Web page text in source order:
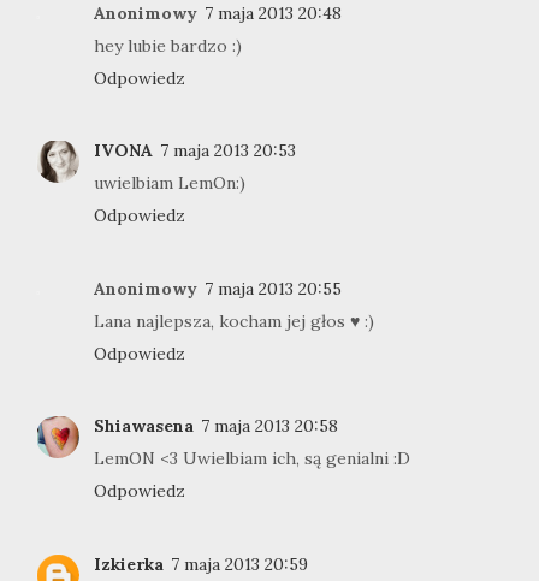
Anonimowy 7 maja 2013 20:48
hey lubie bardzo :)
Odpowiedz
IVONA 7 maja 2013 20:53
uwielbiam LemOn:)
Odpowiedz
Anonimowy 7 maja 2013 20:55
Lana najlepsza, kocham jej głos ♥ :)
Odpowiedz
Shiawasena 7 maja 2013 20:58
LemON <3 Uwielbiam ich, są genialni :D
Odpowiedz
Izkierka 7 maja 2013 20:59